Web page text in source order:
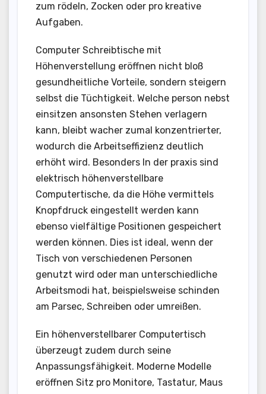
zum rödeln, Zocken oder pro kreative
Aufgaben.
Computer Schreibtische mit
Höhenverstellung eröffnen nicht bloß
gesundheitliche Vorteile, sondern steigern
selbst die Tüchtigkeit. Welche person nebst
einsitzen ansonsten Stehen verlagern
kann, bleibt wacher zumal konzentrierter,
wodurch die Arbeitseffizienz deutlich
erhöht wird. Besonders In der praxis sind
elektrisch höhenverstellbare
Computertische, da die Höhe vermittels
Knopfdruck eingestellt werden kann
ebenso vielfältige Positionen gespeichert
werden können. Dies ist ideal, wenn der
Tisch von verschiedenen Personen
genutzt wird oder man unterschiedliche
Arbeitsmodi hat, beispielsweise schinden
am Parsec, Schreiben oder umreißen.
Ein höhenverstellbarer Computertisch
überzeugt zudem durch seine
Anpassungsfähigkeit. Moderne Modelle
eröffnen Sitz pro Monitore, Tastatur, Maus